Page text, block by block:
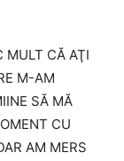
MULT CĂ AŢI
M-AM
SĂ MĂ
CU
AM MERS